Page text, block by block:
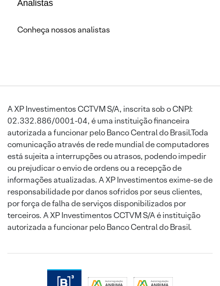
Analistas
Conheça nossos analistas
A XP Investimentos CCTVM S/A, inscrita sob o CNPJ:
02.332.886/0001-04, é uma instituição financeira
autorizada a funcionar pelo Banco Central do Brasil.Toda
comunicação através de rede mundial de computadores
está sujeita a interrupções ou atrasos, podendo impedir
ou prejudicar o envio de ordens ou a recepção de
informações atualizadas. A XP Investimentos exime-se de
responsabilidade por danos sofridos por seus clientes,
por força de falha de serviços disponibilizados por
terceiros. A XP Investimentos CCTVM S/A é instituição
autorizada a funcionar pelo Banco Central do Brasil.